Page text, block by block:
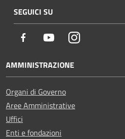
SEGUICI SU
Facebook YoutubeInstagram
AMMINISTRAZIONE
Organi di Governo
Aree Amministrative
Uffici
Enti e fondazioni